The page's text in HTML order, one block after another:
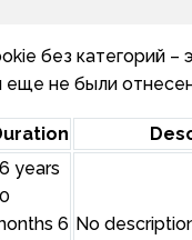
без категорий –
еще не были
years
6 No